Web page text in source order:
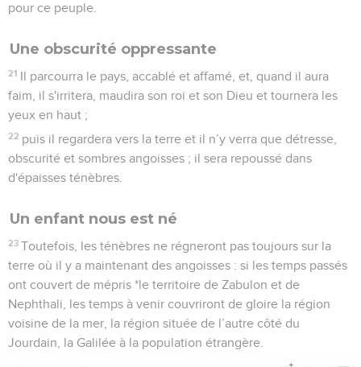
pour ce peuple.
Une obscurité oppressante
21 Il parcourra le pays, accablé et affamé, et, quand il aura
faim, il s'irritera, maudira son roi et son Dieu et tournera les
yeux en haut ;
22 puis il regardera vers la terre et il n’y verra que détresse,
obscurité et sombres angoisses ; il sera repoussé dans
d'épaisses ténèbres.
Un enfant nous est né
23 Toutefois, les ténèbres ne régneront pas toujours sur la
terre où il y a maintenant des angoisses : si les temps passés
ont couvert de mépris *le territoire de Zabulon et de
Nephthali, les temps à venir couvriront de gloire la région
voisine de la mer, la région située de l’autre côté du
Jourdain, la Galilée à la population étrangère.